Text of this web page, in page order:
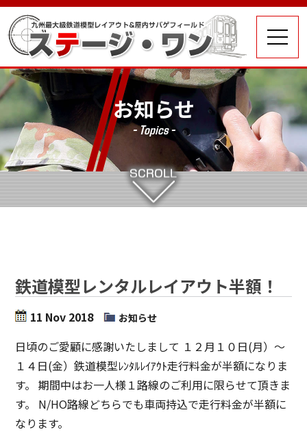
お知らせ
- Topics -
鉄道模型レンタルレイアウト半額！
11 Nov 2018 お知らせ
日頃のご愛顧に感謝いたしまして １２月１０日(月）～
１４日(金）鉄道模型ﾚﾝﾀﾙﾚｲｱｳﾄ走行料金が半額になりま
す。 期間中はお一人様１路線のご利用に限らせて頂きま
す。 N/HO路線どちらでも車両持込で走行料金が半額に
なります。